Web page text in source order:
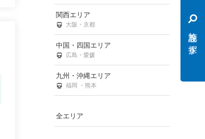
施設を探す
関西エリア
大阪・京都
中国・四国エリア
広島・愛媛
九州・沖縄エリア
福岡 ・熊本
全エリア